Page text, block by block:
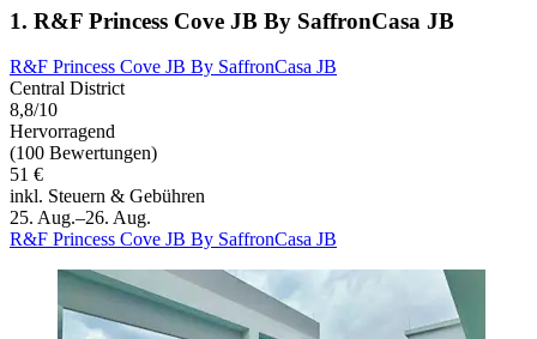
1. R&F Princess Cove JB By SaffronCasa JB
R&F Princess Cove JB By SaffronCasa JB
Central District
8,8/10
Hervorragend
(100 Bewertungen)
51 €
inkl. Steuern & Gebühren
25. Aug.–26. Aug.
R&F Princess Cove JB By SaffronCasa JB